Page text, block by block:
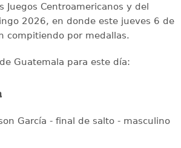
Juegos Centroamericanos y del
2026, en donde este jueves 6 de
compitiendo por medallas.
Guatemala para este día:
García - final de salto - masculino